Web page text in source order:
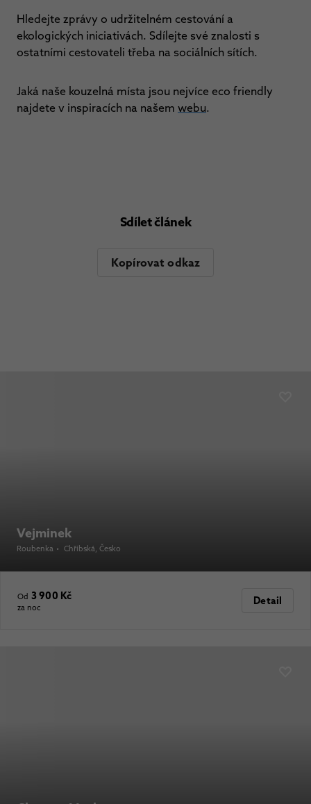
Hledejte zprávy o udržitelném cestování a
ekologických iniciativách. Sdílejte své znalosti s
ostatními cestovateli třeba na sociálních sítích.
Jaká naše kouzelná místa jsou nejvíce eco friendly
najdete v inspiracích na našem webu.
Sdílet článek
Kopírovat odkaz
Vejminek
Roubenka • Chřibská, Česko
Od 3 900 Kč
za noc
Detail